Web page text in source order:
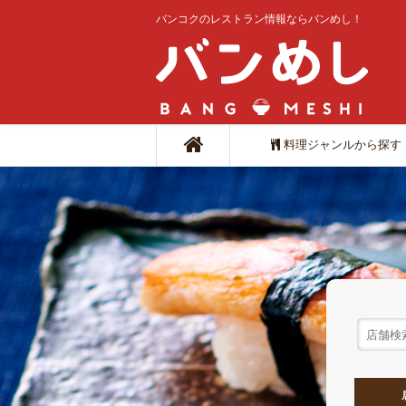
バンコクのレストラン情報ならバンめし！
料理ジャンルから探す